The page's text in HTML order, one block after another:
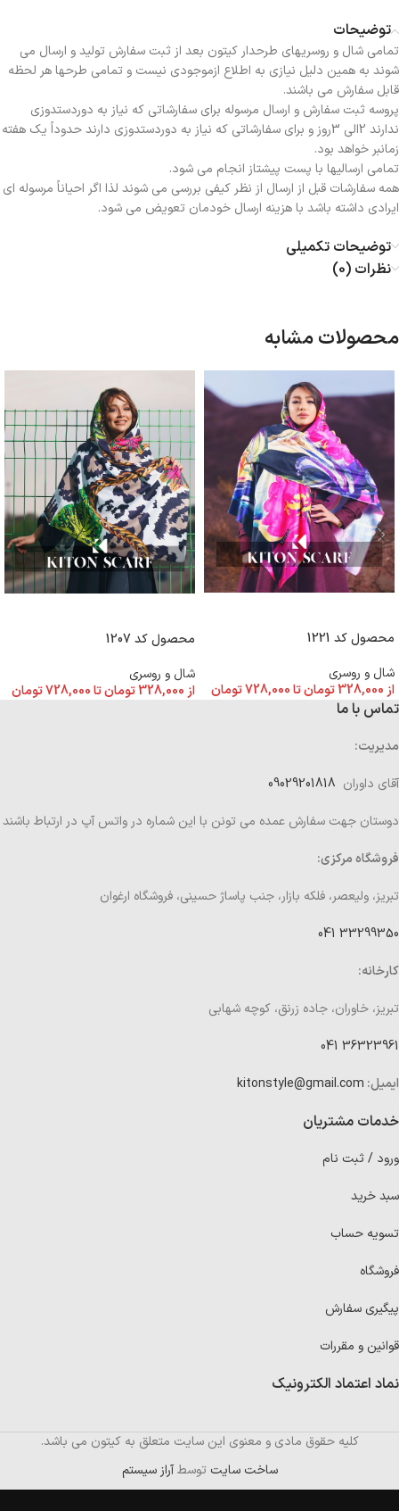
توضیحات
تمامی شال و روسریهای طرحدار کیتون بعد از ثبت سفارش تولید و ارسال می
شوند به همین دلیل نیازی به اطلاع ازموجودی نیست و تمامی طرحها هر لحظه
قابل سفارش می باشند.
پروسه ثبت سفارش و ارسال مرسوله برای سفارشاتی که نیاز به دوردستدوزی
ندارند 2الی 3روز و برای سفارشاتی که نیاز به دوردستدوزی دارند حدوداً یک هفته
زمانبر خواهد بود.
تمامی ارسالیها با پست پیشتاز انجام می شود.
همه سفارشات قبل از ارسال از نظر کیفی بررسی می شوند لذا اگر احیاناً مرسوله ای
ایرادی داشته باشد با هزینه ارسال خودمان تعویض می شود.
توضیحات تکمیلی
نظرات (0)
محصولات مشابه
محصول کد 1221
شال و روسری
از 328,000تومانتا728,000تومان
محصول کد 1207
شال و روسری
از 328,000تومانتا728,000تومان
تماس با ما
مدیریت:
آقای داوران
دوستان جهت سفارش عمده می تونن با این شماره در واتس آپ در ارتباط باشند
فروشگاه مرکزی:
تبریز، ولیعصر، فلکه بازار، جنب پاساژ حسینی، فروشگاه ارغوان
33299350 041
کارخانه:
تبریز، خاوران، جاده زرنق، کوچه شهابی
36323961 041
ایمیل: kitonstyle@gmail.com
خدمات مشتریان
ورود / ثبت نام
سبد خرید
تسویه حساب
فروشگاه
پیگیری سفارش
قوانین و مقررات
نماد اعتماد الکترونیک
کلیه حقوق مادی و معنوی این سایت متعلق به کیتون می باشد.
ساخت سایت توسطآراز سیستم